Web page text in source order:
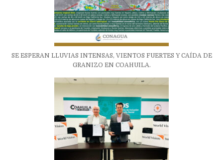
SE ESPERAN LLUVIAS INTENSAS, VIENTOS FUERTES Y CAÍDA DE
GRANIZO EN COAHUILA.